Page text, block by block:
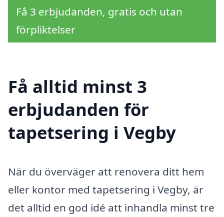
Få 3 erbjudanden, gratis och utan
förpliktelser
Få alltid minst 3
erbjudanden för
tapetsering i Vegby
När du överväger att renovera ditt hem
eller kontor med tapetsering i Vegby, är
det alltid en god idé att inhandla minst tre